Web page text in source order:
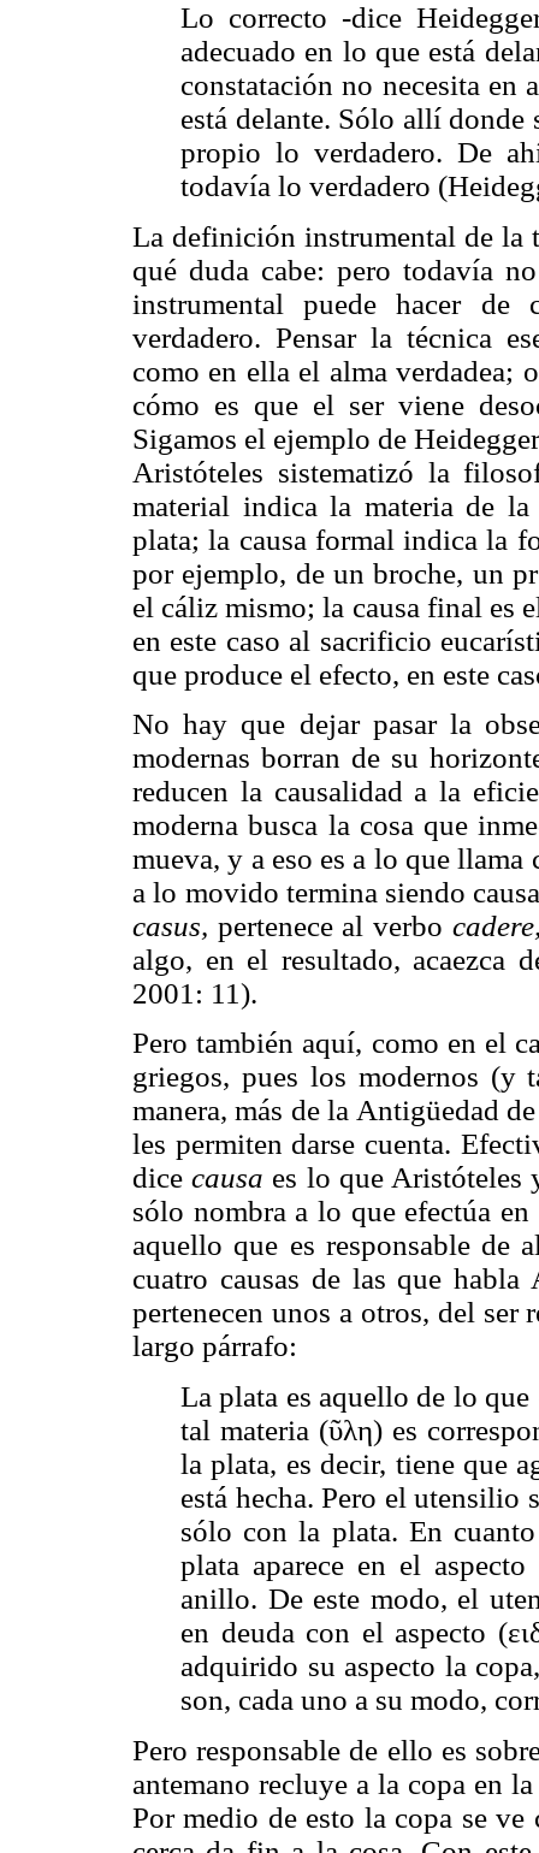
Lo correcto -dice
adecuado en lo que está
constatación no necesita en
está delante. Sólo allí donde
propio lo verdadero. De
todavía lo verdadero
La definición instrumental de la
qué duda cabe: pero todavía
instrumental puede hacer
verdadero. Pensar la técnica
como en ella el alma verdadea;
cómo es que el ser viene
Sigamos el ejemplo de
Aristóteles sistematizó la
material indica la materia de
plata; la causa formal indica la
por ejemplo, de un broche, un
el cáliz mismo; la causa final es
en este caso al sacrificio
que produce el efecto, en este
No hay que dejar pasar la
modernas borran de su
reducen la causalidad a la
moderna busca la cosa que
mueva, y a eso es a lo que llama
a lo movido termina siendo
casus, pertenece al verbo
algo, en el resultado, acaezca
2001: 11).
Pero también aquí, como en el
griegos, pues los modernos (y
manera, más de la Antigüedad
les permiten darse cuenta.
dicecausa es lo que Aristóteles
sólo nombra a lo que efectúa en
aquello que es responsable de
cuatro causas de las que
pertenecen unos a otros, del ser
largo párrafo:
La plata es aquello de lo
tal materia (ῦλη) es
la plata, es decir, tiene que
está hecha. Pero el utensilio
sólo con la plata. En
plata aparece en el
anillo. De este modo, el
en deuda con el aspecto
adquirido su aspecto la
son, cada uno a su modo,
Pero responsable de ello es
antemano recluye a la copa en
Por medio de esto la copa se